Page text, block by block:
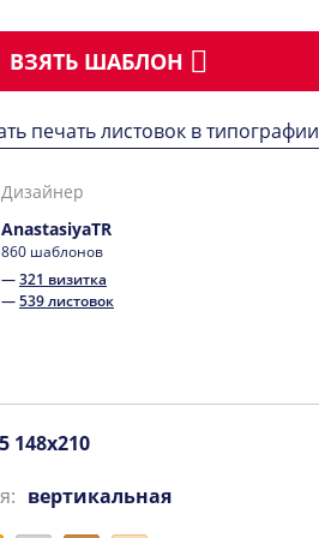
ВЗЯТЬ ШАБЛОН
печать листовок в типографии
Дизайнер
AnastasiyaTR
860 шаблонов
—321 визитка
—539 листовок
148x210
вертикальная